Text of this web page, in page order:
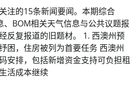
注的15条新闻要闻。本期综合
、BOM相关天气信息与公共议题报
反复报道的旧题材。 1. 西澳州预
困，住房被列为首要任务 西澳州
安排，包括新增资金支持可负担租
活成本继续